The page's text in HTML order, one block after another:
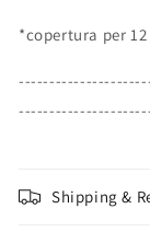
*copertura per
Shipping &